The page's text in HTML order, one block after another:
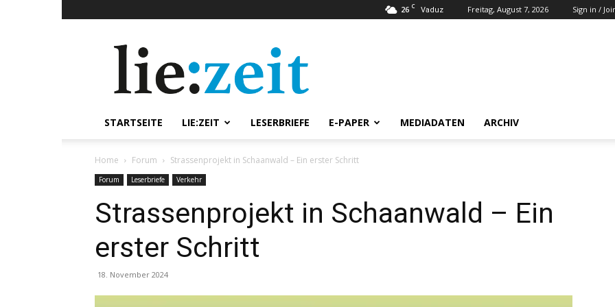
26 C Vaduz Freitag, August 7, 2026 Sign in /
STARTSEITE LIE:ZEIT LESERBRIEFE E-PAPER MEDIADATEN ARCHIV
Home Forum Strassenprojekt in Schaanwald – Ein erster Schritt
Forum Leserbriefe Verkehr
Strassenprojekt in Schaanwald – Ein
erster Schritt
18. November 2024